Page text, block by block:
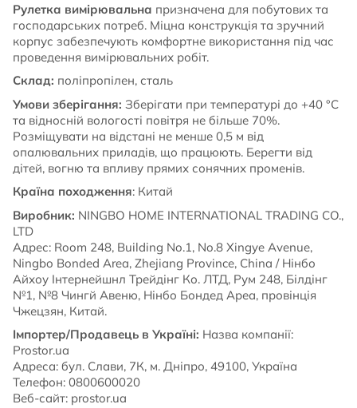
Рулетка вимірювальна призначена для побутових та
господарських потреб. Міцна конструкція та зручний
корпус забезпечують комфортне використання під час
проведення вимірювальних робіт.
Склад: поліпропілен, сталь
Умови зберігання: Зберігати при температурі до +40 °С
та відносній вологості повітря не більше 70%.
Розміщувати на відстані не менше 0,5 м від
опалювальних приладів, що працюють. Берегти від
дітей, вогню та впливу прямих сонячних променів.
Країна походження: Китай
Виробник: NINGBO HOME INTERNATIONAL TRADING CO.,
LTD
Адрес: Room 248, Building No.1, No.8 Xingye Avenue,
Ningbo Bonded Area, Zhejiang Province, China / Нінбо
Айхоу Інтернейшнл Трейдінг Ко. ЛТД, Рум 248, Білдінг
№1, №8 Чингй Авеню, Нінбо Бондед Ареа, провінція
Чжецзян, Китай.
Імпортер/Продавець в Україні: Назва компанії:
Prostor.ua
Адреса: бул. Слави, 7К, м. Дніпро, 49100, Україна
Телефон: 0800600020
Веб-сайт: prostor.ua